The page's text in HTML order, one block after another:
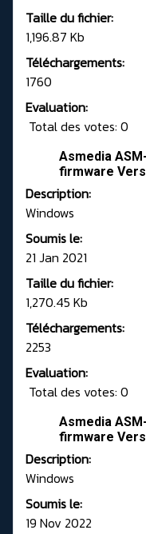
Taille du fichier:
1,196.87 Kb
Téléchargements:
1760
Evaluation:
Total des votes: 0
Asmedia
firmware
Description:
Windows
Soumis le:
21 Jan 2021
Taille du fichier:
1,270.45 Kb
Téléchargements:
2253
Evaluation:
Total des votes: 0
Asmedia
firmware
Description:
Windows
Soumis le:
19 Nov 2022